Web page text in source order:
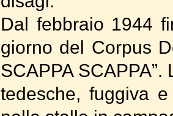
Dal febbraio 1944
giorno del Corpus
SCAPPA
tedesche, fuggiva